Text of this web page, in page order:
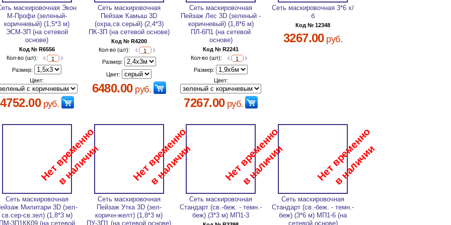
маскировочная Экон
М-Профи (зеленый-
коричневый) (1,5*3 м)
ЭСМ-3П (на сетевой
основе)
Код № R6556
Кол-во (шт):
Размер:
Цвет:
4752.00руб.
Сеть маскировочная
Пейзаж Камыш 3D
(охра,св.серый) (2,4*3)
ПК-3П (на сетевой основе)
Код № R4200
Кол-во (шт):
Размер:
Цвет:
6480.00руб.
Сеть маскировочная
Пейзаж Лес 3D (зеленый -
коричневый) (1,8*6 м)
ПЛ-6П1 (на сетевой
основе)
Код № R2241
Кол-во (шт):
Размер:
Цвет:
7267.00руб.
Сеть маскировочная 3*6 х/
б
Код № 12348
3267.00руб.
Сеть маскировочная
Милитари 3D (зел-
св.сер-св.зел) (1,8*3 м)
3П1КК09 (на сетевой
Сеть маскировочная
Пейзаж Утка 3D (зел-
коричн-желт) (1,8*3 м)
ПУ-3П1 (на сетевой основе)
Сеть маскировочная
Стандарт (св.-беж. - темн.-
беж) (3*3 м) МП1-3
Сеть маскировочная
Стандарт (св.-беж. - темн.-
беж) (3*6 м) МП1-6 (на
сетевой основе)